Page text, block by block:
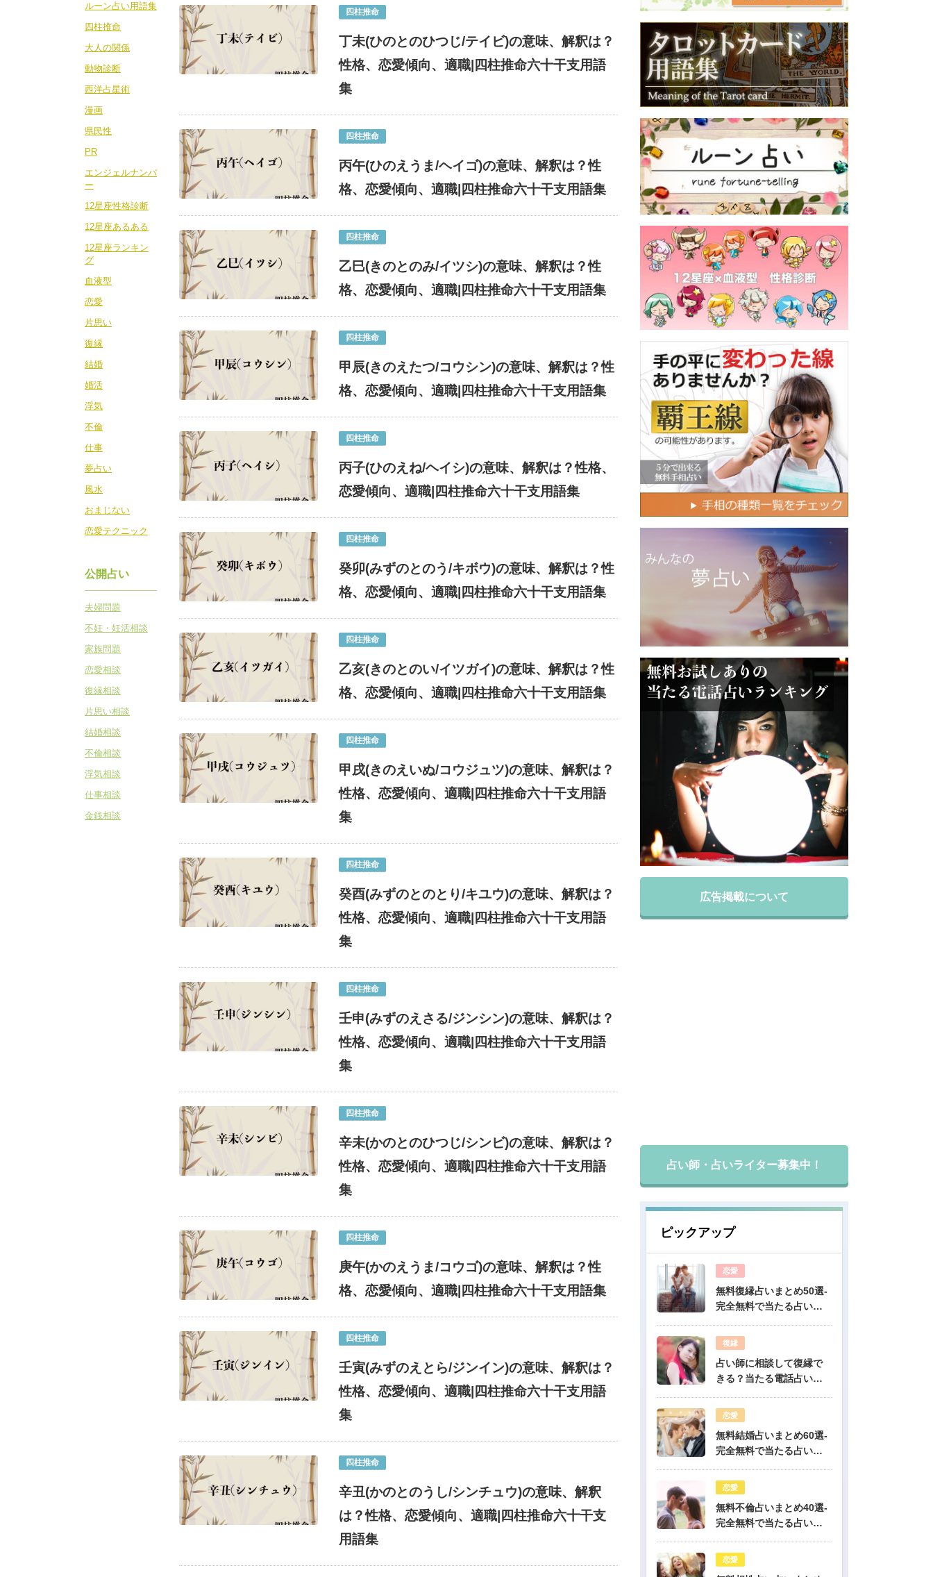
四柱推命
丁未(ひのとのひつじ/テイビ)の意味、解釈は？
性格、恋愛傾向、適職|四柱推命六十干支用語
集
四柱推命
丙午(ひのえうま/ヘイゴ)の意味、解釈は？性
格、恋愛傾向、適職|四柱推命六十干支用語集
四柱推命
乙巳(きのとのみ/イツシ)の意味、解釈は？性
格、恋愛傾向、適職|四柱推命六十干支用語集
四柱推命
甲辰(きのえたつ/コウシン)の意味、解釈は？性
格、恋愛傾向、適職|四柱推命六十干支用語集
四柱推命
丙子(ひのえね/ヘイシ)の意味、解釈は？性格、
恋愛傾向、適職|四柱推命六十干支用語集
四柱推命
癸卯(みずのとのう/キボウ)の意味、解釈は？性
格、恋愛傾向、適職|四柱推命六十干支用語集
四柱推命
乙亥(きのとのい/イツガイ)の意味、解釈は？性
格、恋愛傾向、適職|四柱推命六十干支用語集
四柱推命
甲戌(きのえいぬ/コウジュツ)の意味、解釈は？
性格、恋愛傾向、適職|四柱推命六十干支用語
集
四柱推命
癸酉(みずのとのとり/キユウ)の意味、解釈は？
性格、恋愛傾向、適職|四柱推命六十干支用語
集
四柱推命
壬申(みずのえさる/ジンシン)の意味、解釈は？
性格、恋愛傾向、適職|四柱推命六十干支用語
集
四柱推命
辛未(かのとのひつじ/シンビ)の意味、解釈は？
性格、恋愛傾向、適職|四柱推命六十干支用語
集
四柱推命
庚午(かのえうま/コウゴ)の意味、解釈は？性
格、恋愛傾向、適職|四柱推命六十干支用語集
四柱推命
壬寅(みずのえとら/ジンイン)の意味、解釈は？
性格、恋愛傾向、適職|四柱推命六十干支用語
集
四柱推命
辛丑(かのとのうし/シンチュウ)の意味、解釈
は？性格、恋愛傾向、適職|四柱推命六十干支
用語集
ルーン占い用語集
四柱推命
大人の関係
動物診断
西洋占星術
漫画
県民性
PR
エンジェルナンバ
ー
12星座性格診断
12星座あるある
12星座ランキン
グ
血液型
恋愛
片思い
復縁
結婚
婚活
浮気
不倫
仕事
夢占い
風水
おまじない
恋愛テクニック
公開占い
夫婦問題
不妊・妊活相談
家族問題
恋愛相談
復縁相談
片思い相談
結婚相談
不倫相談
浮気相談
仕事相談
金銭相談
広告掲載について
占い師・占いライター募集中！
ピックアップ
恋愛
無料復縁占いまとめ50選-
完全無料で当たる占いだ
復縁
占い師に相談して復縁で
きる？当たる電話占い先
恋愛
無料結婚占いまとめ60選-
完全無料で当たる占いだ
恋愛
無料不倫占いまとめ40選-
完全無料で当たる占いだ
恋愛